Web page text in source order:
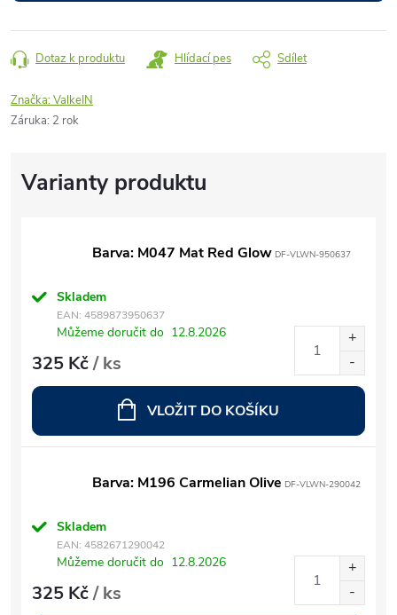
Dotaz k produktu Hlídací pes Sdílet
Značka:ValkeIN
Záruka: 2 rok
Barva: M047 Mat Red Glow DF-VLWN-950637
Skladem
EAN: 4589873950637
Můžeme doručit do 12.8.2026
325 Kč/ ks
VLOŽIT DO KOŠÍKU
Barva: M196 Carmelian Olive DF-VLWN-290042
Skladem
EAN: 4582671290042
Můžeme doručit do 12.8.2026
325 Kč/ ks